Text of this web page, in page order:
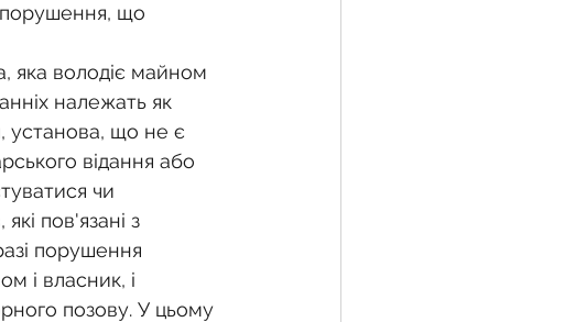
що
яка володіє майном
належать як
установа, що не є
відання або
чи
пов'язані з
порушення
і власник, і
позову. У цьому